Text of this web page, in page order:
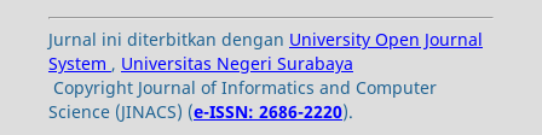
Jurnal ini diterbitkan dengan University Open Journal
System , Universitas Negeri Surabaya
Copyright Journal of Informatics and Computer
Science (JINACS) (e-ISSN: 2686-2220).